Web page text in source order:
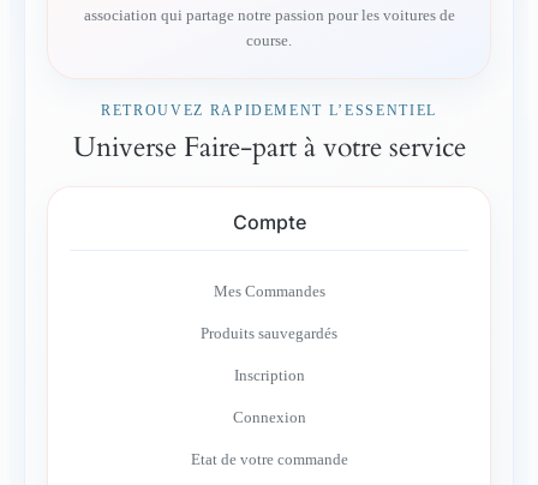
association qui partage notre passion pour les voitures de
course.
RETROUVEZ RAPIDEMENT L’ESSENTIEL
Universe Faire-part à votre service
Compte
Mes Commandes
Produits sauvegardés
Inscription
Connexion
Etat de votre commande